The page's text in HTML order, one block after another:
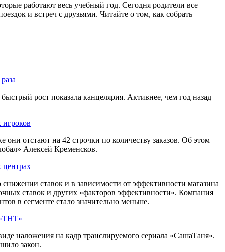
работают весь учебный год. Сегодня родители все
и встреч с друзьями. Читайте о том, как собрать
рост показала канцелярия. Активнее, чем год назад
отстают на 42 строчки по количеству заказов. Об этом
Алексей Кременсков.
центрах
ставок и в зависимости от эффективности магазина
ставок и других «факторов эффективности». Компания
в сегменте стало значительно меньше.
наложения на кадр транслируемого сериала «СашаТаня».
закон.